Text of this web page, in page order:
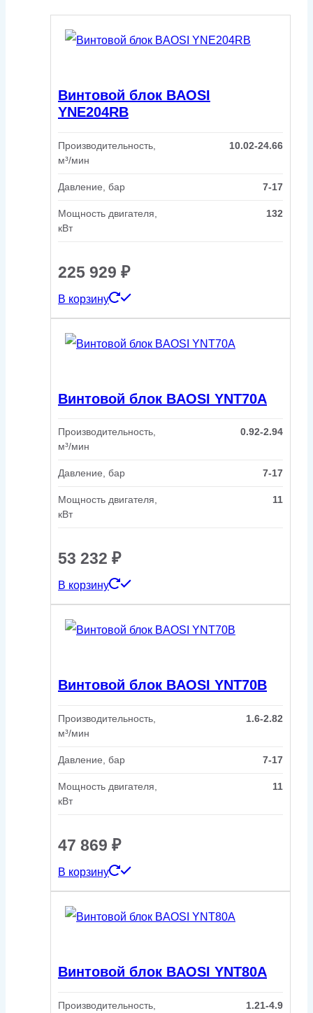
Винтовой блок BAOSI
YNE204RB
Производительность,
м³/мин
10.02-24.66
Давление, бар 7-17
Мощность двигателя,
кВт
132
225 929 ₽
В корзину
Винтовой блок BAOSI YNT70A
Производительность,
м³/мин
0.92-2.94
Давление, бар 7-17
Мощность двигателя,
кВт
11
53 232 ₽
В корзину
Винтовой блок BAOSI YNT70B
Производительность,
м³/мин
1.6-2.82
Давление, бар 7-17
Мощность двигателя,
кВт
11
47 869 ₽
В корзину
Винтовой блок BAOSI YNT80A
Производительность,
1.21-4.9